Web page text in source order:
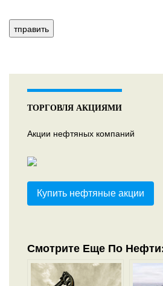
ТОРГОВЛЯ АКЦИЯМИ
Акции нефтяных компаний
Купить нефтяные акции
Смотрите Еще По